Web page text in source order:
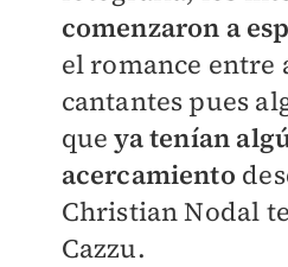
comenzaron a
el romance entre
cantantes pues
queya tenían
acercamiento
Christian Nodal
Cazzu.